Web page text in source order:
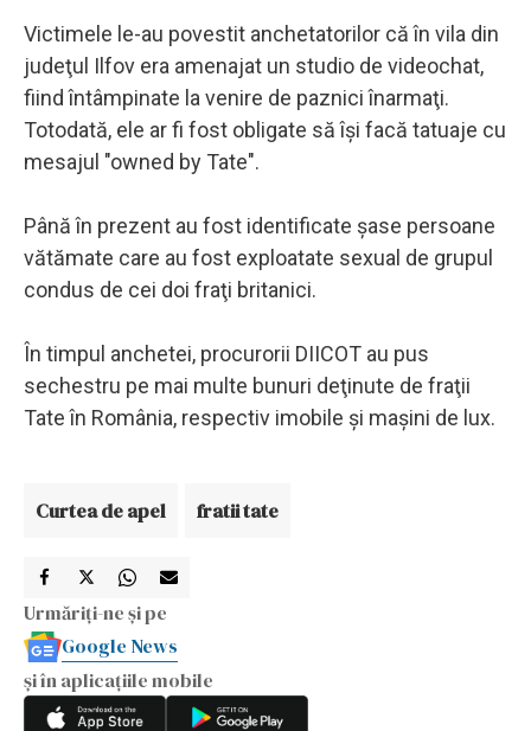
Victimele le-au povestit anchetatorilor că în vila din
judeţul Ilfov era amenajat un studio de videochat,
fiind întâmpinate la venire de paznici înarmaţi.
Totodată, ele ar fi fost obligate să îşi facă tatuaje cu
mesajul "owned by Tate".
Până în prezent au fost identificate şase persoane
vătămate care au fost exploatate sexual de grupul
condus de cei doi fraţi britanici.
În timpul anchetei, procurorii DIICOT au pus
sechestru pe mai multe bunuri deţinute de fraţii
Tate în România, respectiv imobile şi maşini de lux.
Curtea de apel fratii tate
Urmăriți-ne și pe
Google News
și în aplicațiile mobile